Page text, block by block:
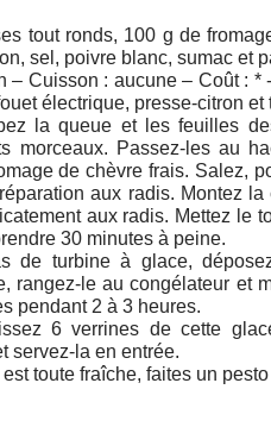
tout ronds, 100 g de
sel, poivre blanc, sumac et
– Cuisson : aucune – Coût : *
électrique, presse-citron
la queue et les feuilles
morceaux. Passez-les au
de chèvre frais. Salez,
aux radis. Montez
aux radis. Mettez le
30 minutes à peine.
de turbine à glace,
rangez-le au congélateur et
pendant 2 à 3 heures.
6 verrines de cette
servez-la en entrée.
toute fraîche, faites un